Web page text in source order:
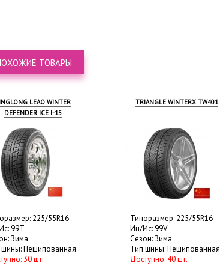
ТОВАРЫ
LEAO WINTER
DEFENDER ICE I-15
225/55R16
99T
Зима
шины: Нешипованная
30 шт.
TRIANGLE WINTERX TW401
Типоразмер: 225/55R16
Ин/Ис: 99V
Сезон: Зима
Тип шины: Нешипованная
Доступно: 40 шт.